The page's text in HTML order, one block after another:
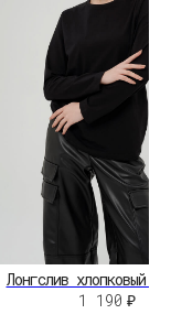
Лонгслив хлопковый
1 190 ₽